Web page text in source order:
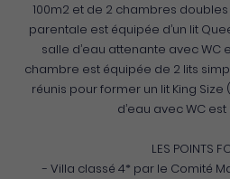
100m2 et de 2 chambres
parentale est équipée d’un lit
salle d’eau attenante avec WC
chambre est équipée de 2 lits
réunis pour former un lit King Size
d’eau avec WC
LES POINTS
- Villa classé 4* par le Comité